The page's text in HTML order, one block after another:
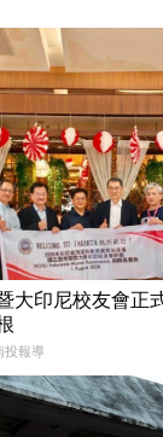
大印尼校友會正
投報導